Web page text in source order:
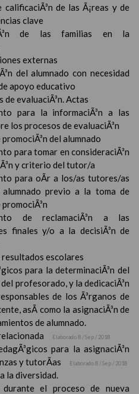
de las Ã¡reas y de
clave
de las familias en la
externas
del alumnado con necesidad
apoyo educativo
de evaluaciÃ³n. Actas
para la informaciÃ³n a las
los procesos de evaluaciÃ³n
del alumnado
para tomar en consideraciÃ³n
y criterio del tutor/a
para oÃ­r a los/as tutores/as
alumnado previo a la toma de
promociÃ³n
de reclamaciÃ³n a las
finales y/o a la decisiÃ³n de
resultados escolares
para la determinaciÃ³n del
profesorado, y la dedicaciÃ³n
de los Ã³rganos de
asÃ­ como la asignaciÃ³n de
de alumnado.
Elaborado 8 / Sep / 2018
para la asignaciÃ³n
y tutorÃ­as
Elaborado 8 / Sep / 2018
la diversidad.
durante el proceso de nueva